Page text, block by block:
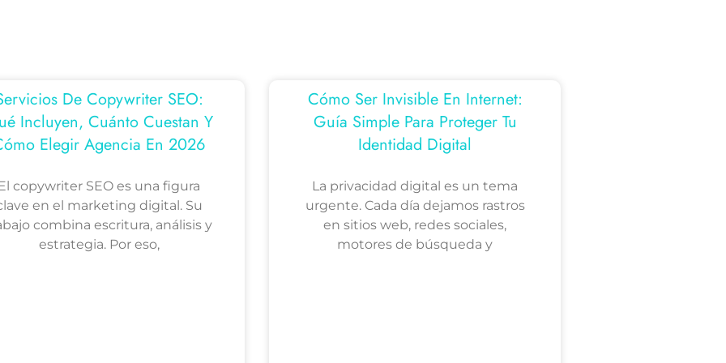
De Copywriter SEO:
Incluyen, Cuánto Cuestan Y
Elegir Agencia En 2026
copywriter SEO es una figura
en el marketing digital. Su
combina escritura, análisis y
estrategia. Por eso,
Cómo Ser Invisible En Internet:
Guía Simple Para Proteger Tu
Identidad Digital
La privacidad digital es un tema
urgente. Cada día dejamos rastros
en sitios web, redes sociales,
motores de búsqueda y